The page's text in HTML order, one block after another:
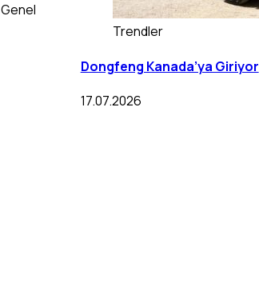
Genel
Trendler
Dongfeng Kanada’ya Giriyor
17.07.2026